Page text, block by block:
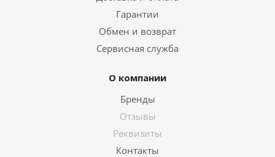
Гарантии
Обмен и возврат
Сервисная служба
О компании
Бренды
Отзывы
Реквизиты
Контакты